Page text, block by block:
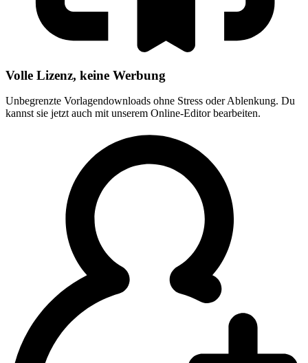
Volle Lizenz, keine Werbung
Unbegrenzte Vorlagendownloads ohne Stress oder Ablenkung. Du
kannst sie jetzt auch mit unserem Online-Editor bearbeiten.